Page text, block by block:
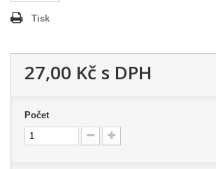
Tisk
27,00 Kč s DPH
Počet